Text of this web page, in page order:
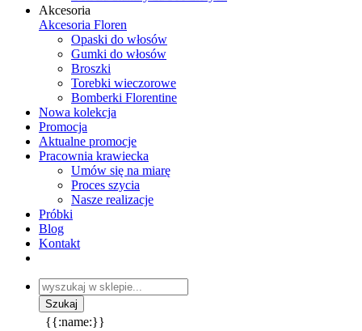
Akcesoria
Akcesoria Floren
Opaski do włosów
Gumki do włosów
Broszki
Torebki wieczorowe
Bomberki Florentine
Nowa kolekcja
Promocja
Aktualne promocje
Pracownia krawiecka
Umów się na miarę
Proces szycia
Nasze realizacje
Próbki
Blog
Kontakt
{{:name:}}